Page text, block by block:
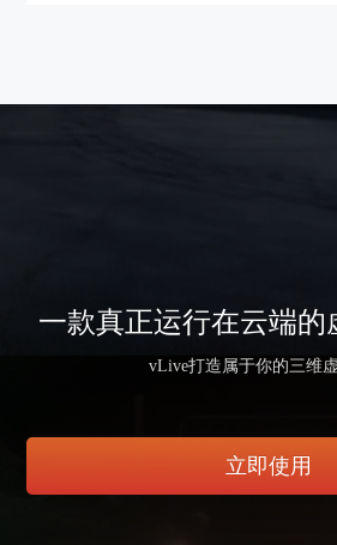
一款真正运行在云端的
vLive打造属于你的三维
立即使用